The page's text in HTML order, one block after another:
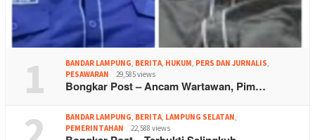
1 BANDAR LAMPUNG, BERITA, HUKUM, PERS DAN JURNALIS,
PESAWARAN
29,585 views
Bongkar Post – Ancam Wartawan, Pim…
BANDAR LAMPUNG, BERITA, LAMPUNG SELATAN,
PEMERINTAHAN
22,588 views